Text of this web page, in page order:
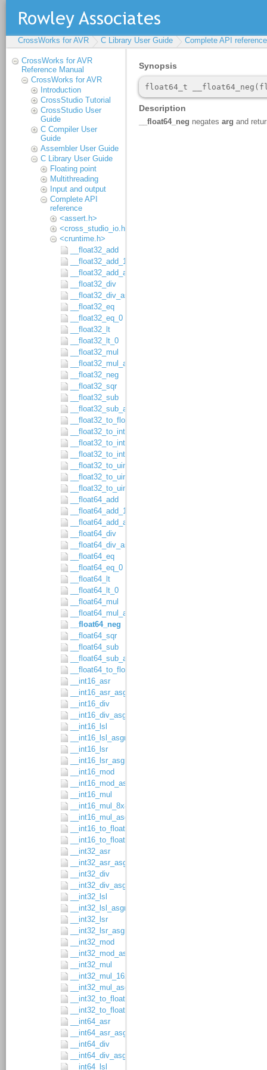
CrossWorks for AVR C Library User Guide Complete API reference
CrossWorks for AVR
Reference Manual
CrossWorks for AVR
Introduction
CrossStudio Tutorial
CrossStudio User
Guide
C Compiler User
Guide
Assembler User Guide
C Library User Guide
Floating point
Multithreading
Input and output
Complete API
reference
<assert.h>
<cross_studio_io.h>
<cruntime.h>
__float32_add
__float32_add_1
__float32_add_asgn
__float32_div
__float32_div_asgn
__float32_eq
__float32_eq_0
__float32_lt
__float32_lt_0
__float32_mul
__float32_mul_asgn
__float32_neg
__float32_sqr
__float32_sub
__float32_sub_asgn
__float32_to_float64
__float32_to_int16
__float32_to_int32
__float32_to_int64
__float32_to_uint16
__float32_to_uint32
__float32_to_uint64
__float64_add
__float64_add_1
__float64_add_asgn
__float64_div
__float64_div_asgn
__float64_eq
__float64_eq_0
__float64_lt
__float64_lt_0
__float64_mul
__float64_mul_asgn
__float64_neg
__float64_sqr
__float64_sub
__float64_sub_asgn
__float64_to_float32
__int16_asr
__int16_asr_asgn
__int16_div
__int16_div_asgn
__int16_lsl
__int16_lsl_asgn
__int16_lsr
__int16_lsr_asgn
__int16_mod
__int16_mod_asgn
__int16_mul
__int16_mul_8x8
__int16_mul_asgn
__int16_to_float32
__int16_to_float64
__int32_asr
__int32_asr_asgn
__int32_div
__int32_div_asgn
__int32_lsl
__int32_lsl_asgn
__int32_lsr
__int32_lsr_asgn
__int32_mod
__int32_mod_asgn
__int32_mul
__int32_mul_16x16
__int32_mul_asgn
__int32_to_float32
__int32_to_float64
__int64_asr
__int64_asr_asgn
__int64_div
__int64_div_asgn
__int64_lsl